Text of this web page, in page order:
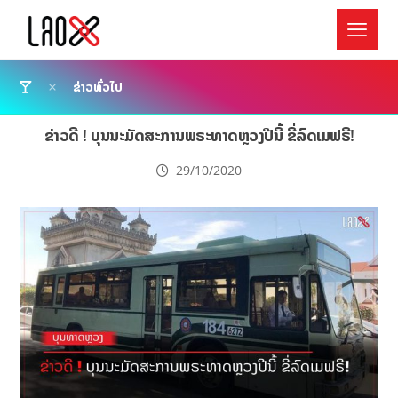
ຂ່າວທົ່ວໄປ
ຂ່າວດີ ! ບຸນນະມັດສະການພຣະທາດຫຼວງປີນີ້ ຂີ່ລົດເມຟຣີ!
29/10/2020